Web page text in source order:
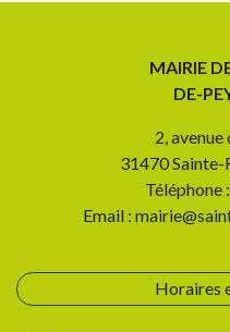
MAIRIE
DE-
2,
31470
Téléphone
Email :
Horaires